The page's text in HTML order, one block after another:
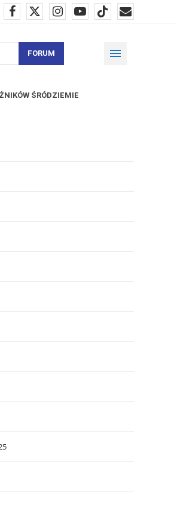
FORUM
ŚRÓDZIEMIE